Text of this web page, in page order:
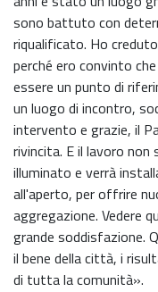
sono battuto con
riqualificato. Ho
perché ero convinto
essere un punto di
un luogo di incontro,
intervento e grazie, il
rivincita. E il lavoro
illuminato e verrà
all'aperto, per offrire
aggregazione. Vedere
grande soddisfazione.
il bene della città, i
di tutta la comunità».